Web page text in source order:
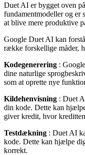
Duet AI er bygget oven
fundamentmodeller og er
at blive mere produktive
Google Duet AI kan
række forskellige måder,
Kodegenerering :
dine naturlige
som at oprette nye
Kildehenvisning : Duet
din kode. Dette kan
giver kredit, hvor
Testdækning : Duet AI
kode. Dette kan hjælpe
korrekt.